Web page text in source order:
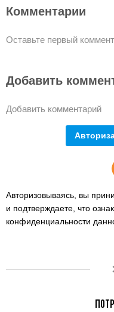
Комментарии
Оставьте первый
Добавить
Добавить комментарий
Авторизовываясь, вы
и подтверждаете, что
конфиденциальности